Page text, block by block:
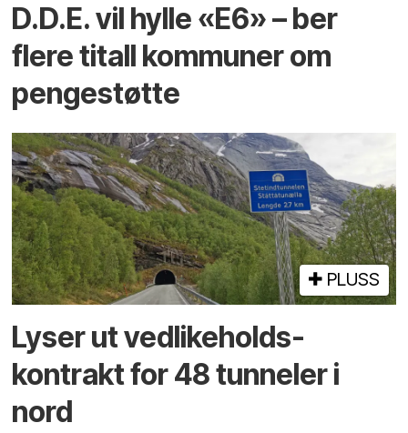
D.D.E. vil hylle «E6» – ber
flere titall kommuner om
pengestøtte
PLUSS
Lyser ut vedlikeholds­
kontrakt for 48 tunneler i
nord